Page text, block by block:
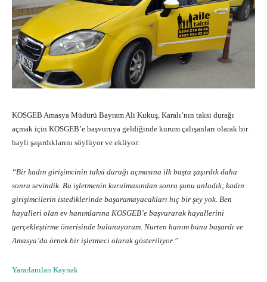
KOSGEB Amasya Müdürü Bayram Ali Kukuş, Karalı’nın taksi durağı
açmak için KOSGEB’e başvuruya geldiğinde kurum çalışanları olarak bir
hayli şaşırdıklarını söylüyor ve ekliyor:
“Bir kadın girişimcinin taksi durağı açmasına ilk başta şaşırdık daha
sonra sevindik. Bu işletmenin kurulmasından sonra şunu anladık; kadın
girişimcilerin istediklerinde başaramayacakları hiç bir şey yok. Ben
hayalleri olan ev hanımlarına KOSGEB’e başvurarak hayallerini
gerçekleştirme önerisinde bulunuyorum. Nurten hanım bunu başardı ve
Amasya’da örnek bir işletmeci olarak gösteriliyor.”
Yararlanılan Kaynak